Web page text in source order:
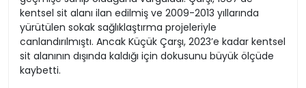
kentsel sit alanı ilan edilmiş ve 2009-2013 yıllarında
yürütülen sokak sağlıklaştırma projeleriyle
canlandırılmıştı. Ancak Küçük Çarşı, 2023’e kadar kentsel
sit alanının dışında kaldığı için dokusunu büyük ölçüde
kaybetti.